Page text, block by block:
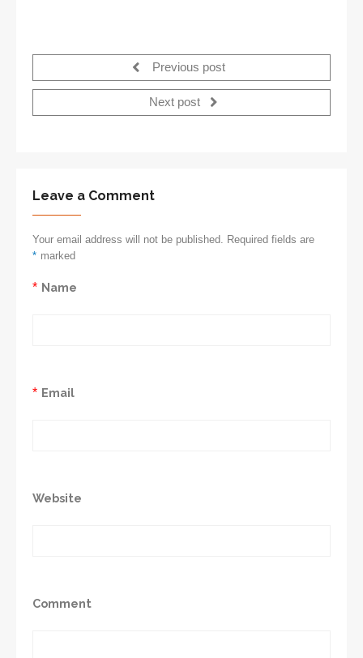
Previous post
Next post
Leave a Comment
Your email address will not be published. Required fields are
marked
*
Name
*
Email
*
Website
Comment